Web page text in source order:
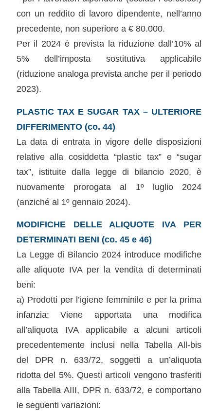
con un reddito di lavoro dipendente, nell’anno
precedente, non superiore a € 80.000.
Per il 2024 è prevista la riduzione dall’10% al
5% dell’imposta sostitutiva applicabile
(riduzione analoga prevista anche per il periodo
2023).
PLASTIC TAX E SUGAR TAX – ULTERIORE
DIFFERIMENTO (co. 44)
La data di entrata in vigore delle disposizioni
relative alla cosiddetta “plastic tax” e “sugar
tax”, istituite dalla legge di bilancio 2020, è
nuovamente prorogata al 1º luglio 2024
(anziché al 1º gennaio 2024).
MODIFICHE DELLE ALIQUOTE IVA PER
DETERMINATI BENI (co. 45 e 46)
La Legge di Bilancio 2024 introduce modifiche
alle aliquote IVA per la vendita di determinati
beni:
a) Prodotti per l’igiene femminile e per la prima
infanzia: Viene apportata una modifica
all’aliquota IVA applicabile a alcuni articoli
precedentemente inclusi nella Tabella All-bis
del DPR n. 633/72, soggetti a un’aliquota
ridotta del 5%. Questi articoli vengono trasferiti
alla Tabella AIII, DPR n. 633/72, e comportano
le seguenti variazioni: